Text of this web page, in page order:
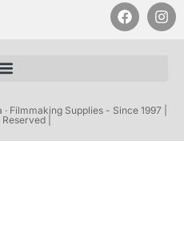
Filmmaking Supplies - Since 1997 |
|